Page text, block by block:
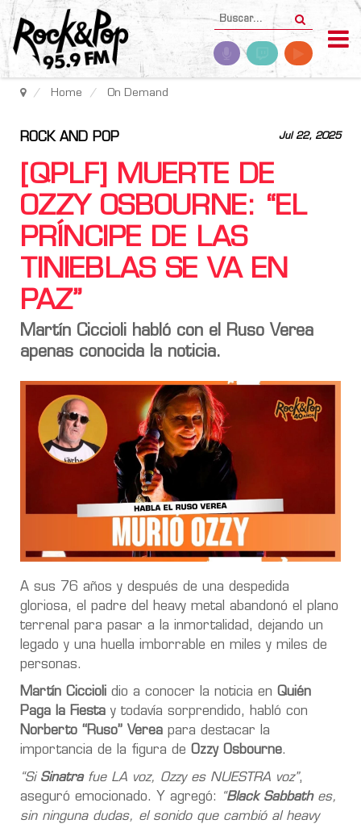
Home On Demand
Jul 22, 2025
ROCK AND POP
[QPLF] MUERTE DE
OZZY OSBOURNE: “EL
PRÍNCIPE DE LAS
TINIEBLAS SE VA EN
PAZ”
Martín Ciccioli habló con el Ruso Verea
apenas conocida la noticia.
A sus 76 años y después de una despedida
gloriosa, el padre del heavy metal abandonó el plano
terrenal para pasar a la inmortalidad, dejando un
legado y una huella imborrable en miles y miles de
personas.
Martín Ciccioli dio a conocer la noticia en Quién
Paga la Fiesta y todavía sorprendido, habló con
Norberto “Ruso” Verea para destacar la
importancia de la figura de Ozzy Osbourne.
“Si Sinatrafue LA voz, Ozzy es NUESTRA voz”,
aseguró emocionado. Y agregó:
“Black Sabbathes,
sin ninguna dudas, el sonido que cambió al heavy